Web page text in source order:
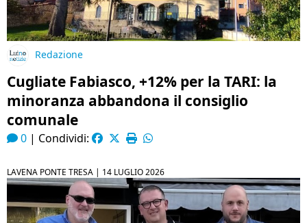
Redazione
Cugliate Fabiasco, +12% per la TARI: la
minoranza abbandona il consiglio
comunale
0 | Condividi:
LAVENA PONTE TRESA | 14 LUGLIO 2026